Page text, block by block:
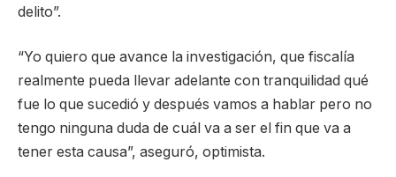
delito”.
“Yo quiero que avance la investigación, que fiscalía
realmente pueda llevar adelante con tranquilidad qué
fue lo que sucedió y después vamos a hablar pero no
tengo ninguna duda de cuál va a ser el fin que va a
tener esta causa”, aseguró, optimista.